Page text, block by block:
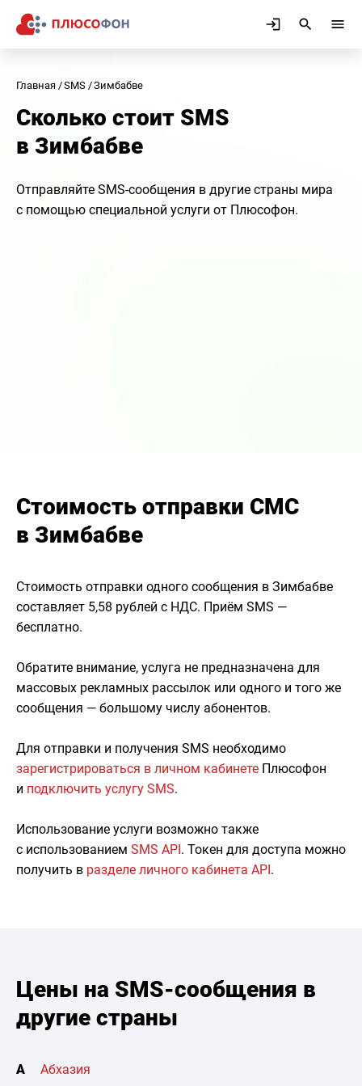
Главная SMS Зимбабве
Сколько стоит SMS
в Зимбабве
Отправляйте SMS-сообщения в другие страны мира
с помощью специальной услуги от Плюсофон.
Стоимость отправки СМС
в Зимбабве
Стоимость отправки одного сообщения в Зимбабве
составляет 5,58 рублей с НДС. Приём SMS —
бесплатно.
Обратите внимание, услуга не предназначена для
массовых рекламных рассылок или одного и того же
сообщения — большому числу абонентов.
Для отправки и получения SMS необходимо
зарегистрироваться в личном кабинете Плюсофон
и подключить услугу SMS.
Использование услуги возможно также
с использованием SMS API. Токен для доступа можно
получить в разделе личного кабинета API.
Цены на SMS-сообщения в
другие страны
А Абхазия